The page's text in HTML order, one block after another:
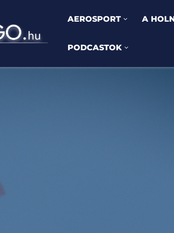
AEROSPORT A
PODCASTOK